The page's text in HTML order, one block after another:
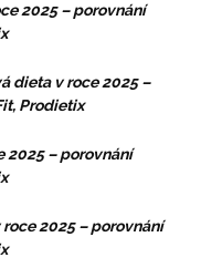
2025 – porovnání
dieta v roce 2025 –
Prodietix
2025 – porovnání
2025 – porovnání